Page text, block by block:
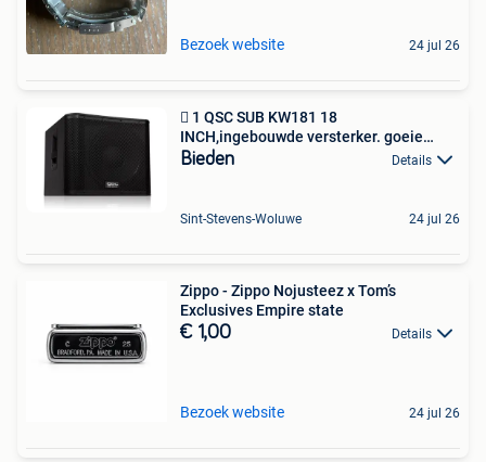
Bezoek website 24 jul 26
 1 QSC SUB KW181 18
INCH,ingebouwde versterker. goeie
staat
Bieden Details
Sint-Stevens-Woluwe 24 jul 26
Zippo - Zippo Nojusteez x Tom’s
Exclusives Empire state
€ 1,00 Details
Bezoek website 24 jul 26